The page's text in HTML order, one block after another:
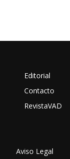
Editorial
Contacto
RevistaVAD
Aviso Legal